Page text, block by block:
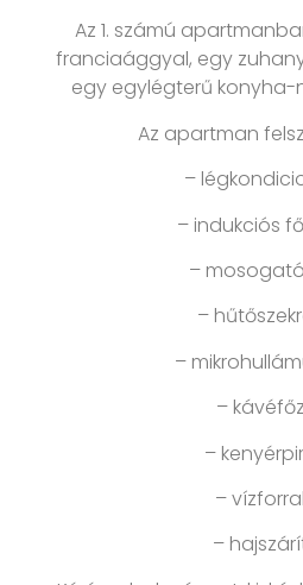
Az 1. számú
franciaággyal, egy
egy egylégterű
Az apartman
–
– indukciós
–
–
–
–
–
–
–